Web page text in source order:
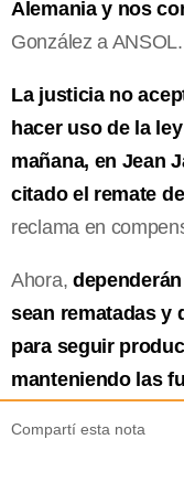
Alemania y nos
González a ANSOL.
La justicia no
hacer uso de la
mañana, en Jean
citado el remate
reclama en
Ahora,
sean rematadas y
para seguir
manteniendo las
Compartí esta nota